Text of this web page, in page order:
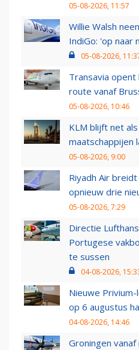
05-08-2026, 11:57
Willie Walsh
IndiGo: 'op naar
05-08-2026,
Transavia
route vanaf
05-08-2026, 10:46
KLM blijft net
maatschappijen
05-08-2026, 9:00
Riyadh Air
opnieuw drie
05-08-2026, 7:29
Directie
Portugese
te sussen
04-08-2026,
Nieuwe
op 6 augustus
04-08-2026, 14:46
Groningen